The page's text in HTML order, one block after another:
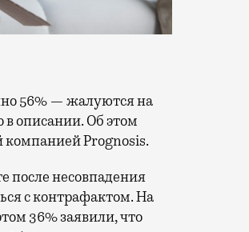
в описании. Об этом
компанией Prognosis.
после несовпадения
с контрафактом. На
36% заявили, что